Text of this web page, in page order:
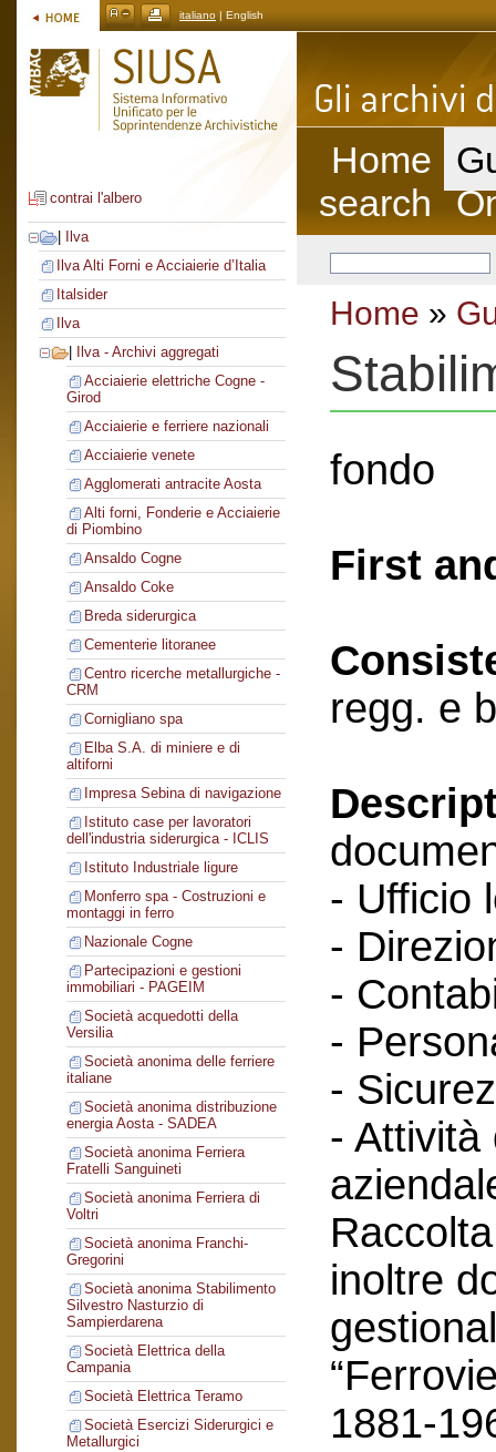
italiano | English
contrai l'albero
Ilva
Ilva Alti Forni e Acciaierie d’Italia
Italsider
Ilva
Ilva - Archivi aggregati
Acciaierie elettriche Cogne -
Girod
Acciaierie e ferriere nazionali
Acciaierie venete
Agglomerati antracite Aosta
Alti forni, Fonderie e Acciaierie
di Piombino
Ansaldo Cogne
Ansaldo Coke
Breda siderurgica
Cementerie litoranee
Centro ricerche metallurgiche -
CRM
Cornigliano spa
Elba S.A. di miniere e di
altiforni
Impresa Sebina di navigazione
Istituto case per lavoratori
dell'industria siderurgica - ICLIS
Istituto Industriale ligure
Monferro spa - Costruzioni e
montaggi in ferro
Nazionale Cogne
Partecipazioni e gestioni
immobiliari - PAGEIM
Società acquedotti della
Versilia
Società anonima delle ferriere
italiane
Società anonima distribuzione
energia Aosta - SADEA
Società anonima Ferriera
Fratelli Sanguineti
Società anonima Ferriera di
Voltri
Società anonima Franchi-
Gregorini
Società anonima Stabilimento
Silvestro Nasturzio di
Sampierdarena
Società Elettrica della
Campania
Società Elettrica Teramo
Società Esercizi Siderurgici e
Metallurgici
Home
search
Home »
fondo
First
regg. e
- Ufficio
-
-
-
-
- Attività
inoltre
1881-